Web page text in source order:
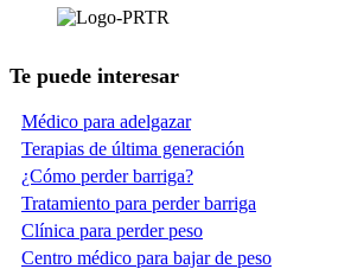
Te puede interesar
Médico para adelgazar
Terapias de última generación
¿Cómo perder barriga?
Tratamiento para perder barriga
Clínica para perder peso
Centro médico para bajar de peso